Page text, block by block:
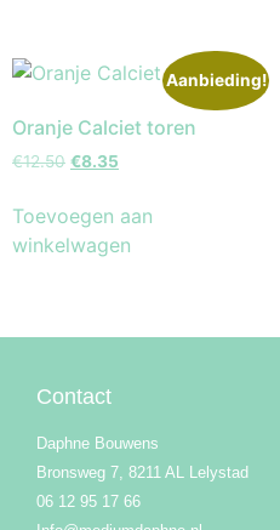
Aanbieding!
Oranje Calciet toren
€12.50 €8.35
Toevoegen aan
winkelwagen
Contact
Daphne Bouwens
Bronsweg 7, 8211 AL Lelystad
06 12 95 17 66